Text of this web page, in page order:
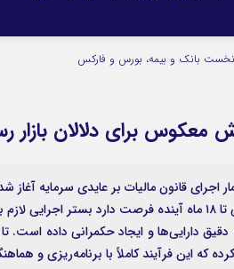
در ایران وی تورز
جاهای
گردشگری
غذا و رستوران
زیبایی
سایر راه‌ها
تور و سفر ایرانی
کارا دیلی
بانک و بیمه، بورس و فارکس
معکوس برای دلالان بازار
اجرای قانون مالیات بر عایدی سرمایه آغاز
مالیاتی تا ۱۸ ماه آینده فرصت دارد بستر
دقیق دارایی‌ها و ایجاد حکمرانی داده است.
که این فرآیند کاملاً با برنامه‌ریزی و